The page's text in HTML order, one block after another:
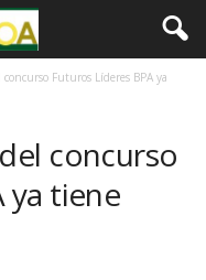
Futuros Líderes BPA ya
concurso
ya tiene